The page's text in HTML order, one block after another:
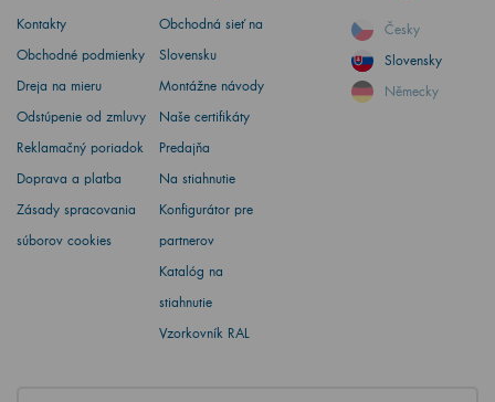
Kontakty
Obchodné podmienky
Dreja na mieru
Odstúpenie od zmluvy
Reklamačný poriadok
Doprava a platba
Zásady spracovania
súborov cookies
Obchodná sieť na
Slovensku
Montážne návody
Naše certifikáty
Predajňa
Na stiahnutie
Konfigurátor pre
partnerov
Katalóg na
stiahnutie
Vzorkovník RAL
Česky
Slovensky
Německy